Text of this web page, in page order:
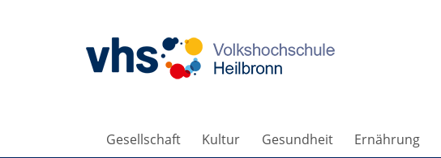
Gesellschaft Kultur Gesundheit Ernährung